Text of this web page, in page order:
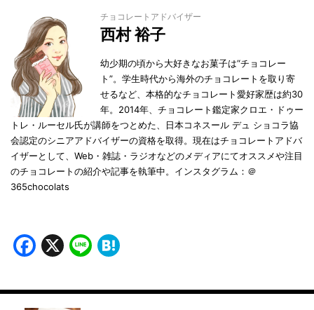
チョコレートアドバイザー
西村 裕子
幼少期の頃から大好きなお菓子は“チョコレー
ト”。学生時代から海外のチョコレートを取り寄
せるなど、本格的なチョコレート愛好家歴は約30
年。2014年、チョコレート鑑定家クロエ・ドゥー
トレ・ルーセル氏が講師をつとめた、日本コネスール デュ ショコラ協
会認定のシニアアドバイザーの資格を取得。現在はチョコレートアドバ
イザーとして、Web・雑誌・ラジオなどのメディアにてオススメや注目
のチョコレートの紹介や記事を執筆中。インスタグラム：＠
365chocolats
Facebook
X Line